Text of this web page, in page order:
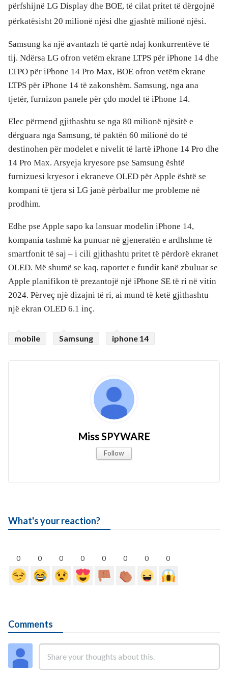
përfshijnë LG Display dhe BOE, të cilat pritet të dërgojnë
përkatësisht 20 milionë njësi dhe gjashtë milionë njësi.
Samsung ka një avantazh të qartë ndaj konkurrentëve të
tij. Ndërsa LG ofron vetëm ekrane LTPS për iPhone 14 dhe
LTPO për iPhone 14 Pro Max, BOE ofron vetëm ekrane
LTPS për iPhone 14 të zakonshëm. Samsung, nga ana
tjetër, furnizon panele për çdo model të iPhone 14.
Elec përmend gjithashtu se nga 80 milionë njësitë e
dërguara nga Samsung, të paktën 60 milionë do të
destinohen për modelet e nivelit të lartë iPhone 14 Pro dhe
14 Pro Max. Arsyeja kryesore pse Samsung është
furnizuesi kryesor i ekraneve OLED për Apple është se
kompani të tjera si LG janë përballur me probleme në
prodhim.
Edhe pse Apple sapo ka lansuar modelin iPhone 14,
kompania tashmë ka punuar në gjeneratën e ardhshme të
smartfonit të saj – i cili gjithashtu pritet të përdorë ekranet
OLED. Më shumë se kaq, raportet e fundit kanë zbuluar se
Apple planifikon të prezantojë një iPhone SE të ri në vitin
2024. Përveç një dizajni të ri, ai mund të ketë gjithashtu
një ekran OLED 6.1 inç.
mobile Samsung iphone 14
Miss SPYWARE
Follow
What's your reaction?
0 0 0 0 0 0 0 0
Comments